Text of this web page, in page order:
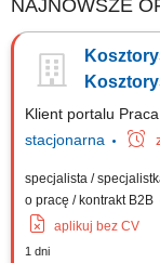
NAJNOWSZE
Klient portalu
stacjonarna
specjalista /
o pracę / kontrakt B2B
aplikuj bez CV
1 dni